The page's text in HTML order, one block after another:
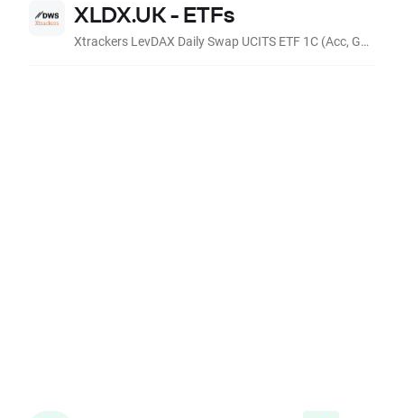
XLDX.UK - ETFs
Xtrackers LevDAX Daily Swap UCITS ETF 1C (Acc, GBp)